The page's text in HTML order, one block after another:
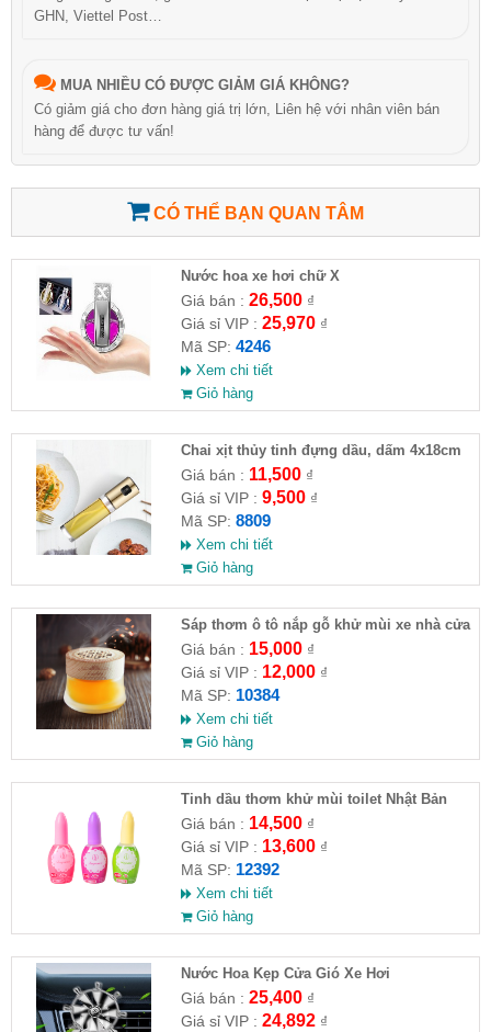
GHN, Viettel Post…
MUA NHIỀU CÓ ĐƯỢC GIẢM GIÁ KHÔNG?
Có giảm giá cho đơn hàng giá trị lớn, Liên hệ với nhân viên bán
hàng để được tư vấn!
CÓ THỂ BẠN QUAN TÂM
Nước hoa xe hơi chữ X
Giá bán : 26,500₫
Giá sỉ VIP : 25,970₫
Mã SP: 4246
Xem chi tiết
Giỏ hàng
Chai xịt thủy tinh đựng dầu, dấm 4x18cm
-100ml
Giá bán : 11,500₫
Giá sỉ VIP : 9,500₫
Mã SP: 8809
Xem chi tiết
Giỏ hàng
Sáp thơm ô tô nắp gỗ khử mùi xe nhà cửa
Giá bán : 15,000₫
Giá sỉ VIP : 12,000₫
Mã SP: 10384
Xem chi tiết
Giỏ hàng
Tinh dầu thơm khử mùi toilet Nhật Bản
Giá bán : 14,500₫
Giá sỉ VIP : 13,600₫
Mã SP: 12392
Xem chi tiết
Giỏ hàng
Nước Hoa Kẹp Cửa Gió Xe Hơi
Giá bán : 25,400₫
Giá sỉ VIP : 24,892₫